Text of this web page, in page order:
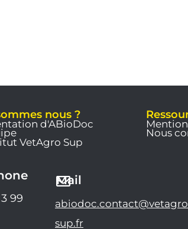
99
Mail
sup.fr
nous ?
d'ABioDoc
VetAgro Sup
Nous